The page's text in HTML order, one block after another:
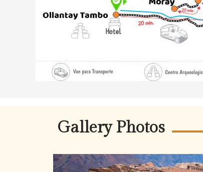
Gallery Photos